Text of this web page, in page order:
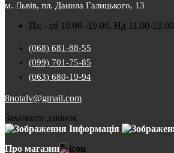
м. Львів, пл. Данила Галицького, 13
Пн - сб 10.00 -19.00, Нд 11.00-19.00
(068) 681-88-55
(099) 701-75-85
(063) 680-19-94
8notalv@gmail.com
Замовити дзвінок
Інформація
Про магазин